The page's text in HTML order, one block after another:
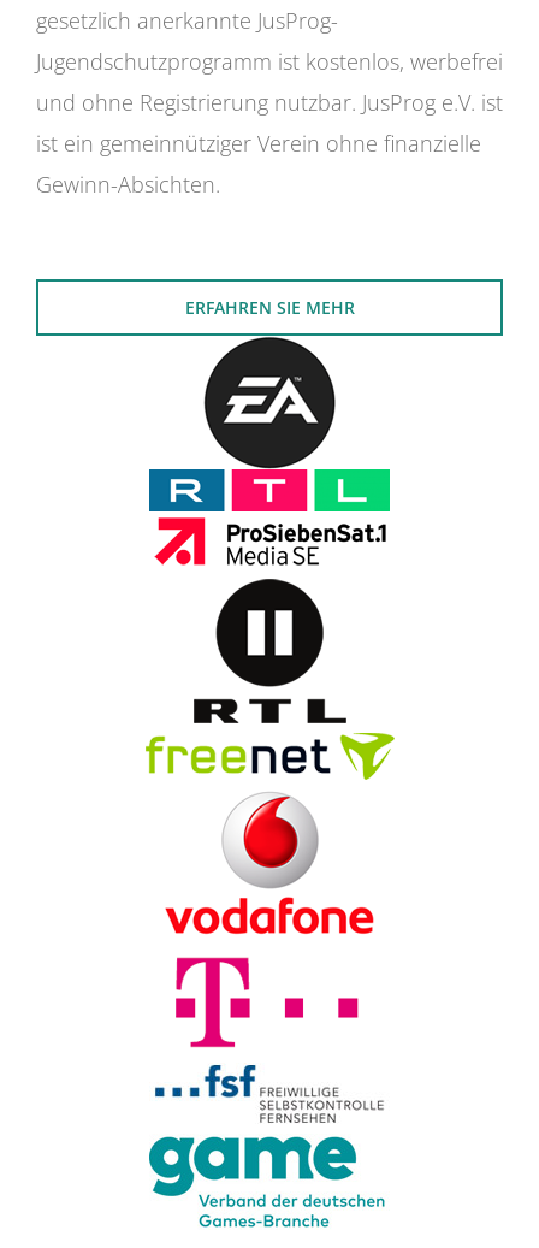
gesetzlich anerkannte JusProg-
Jugendschutzprogramm ist kostenlos, werbefrei
und ohne Registrierung nutzbar. JusProg e.V. ist
ist ein gemeinnütziger Verein ohne finanzielle
Gewinn-Absichten.
ERFAHREN SIE MEHR